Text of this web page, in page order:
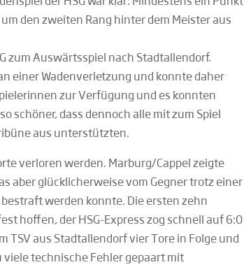
den zweiten Rang hinter dem Meister aus
zum Auswärtsspiel nach Stadtallendorf.
einer Wadenverletzung und konnte daher
zur Verfügung und es konnten
schöner, dass dennoch alle mit zum Spiel
aus unterstützten.
verloren werden. Marburg/Cappel zeigte
aber glücklicherweise vom Gegner trotz einer
werden konnte. Die ersten zehn
hoffen, der HSG-Express zog schnell auf 6:0
TSV aus Stadtallendorf vier Tore in Folge und
viele technische Fehler gepaart mit